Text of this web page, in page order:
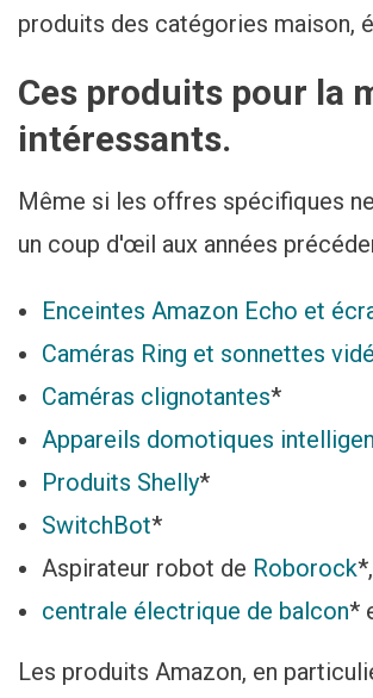
produits des catégories maison,
Ces produits pour la
intéressants.
Même si les offres spécifiques
un coup d'œil aux années
Enceintes Amazon Echo et
Caméras Ring et sonnettes
Caméras clignotantes*
Appareils domotiques
Produits Shelly*
SwitchBot*
Aspirateur robot de Roborock*,
centrale électrique de balcon*
Les produits Amazon, en